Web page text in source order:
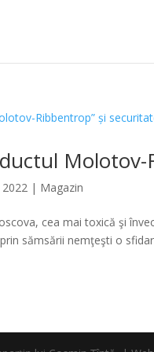
2022 | Magazin
cea mai toxică şi
sămsării nemţeşti o